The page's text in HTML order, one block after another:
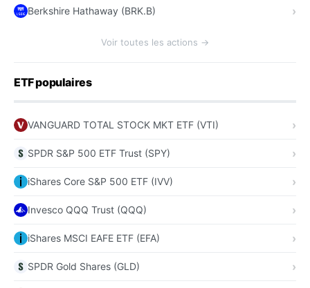
Berkshire Hathaway (BRK.B)
Voir toutes les actions →
ETF populaires
VANGUARD TOTAL STOCK MKT ETF (VTI)
SPDR S&P 500 ETF Trust (SPY)
iShares Core S&P 500 ETF (IVV)
Invesco QQQ Trust (QQQ)
iShares MSCI EAFE ETF (EFA)
SPDR Gold Shares (GLD)